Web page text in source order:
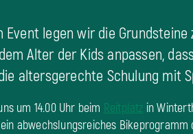
Event legen wir die
Alter der Kids anpassen,
altersgerechte Schulung mit
um 14.00 Uhr beim Reitplatz in
abwechslungsreiches